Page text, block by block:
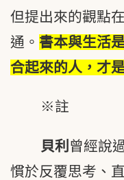
但提出來的觀點
通。 書本與生活
合起來的人，才
※註
貝利 曾經說
慣於反覆思考、